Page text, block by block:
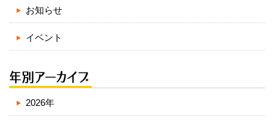
お知らせ
イベント
2026年